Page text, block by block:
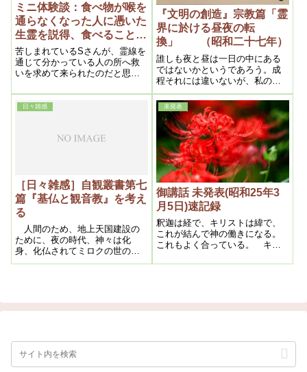
ミニ体験談：食べ物が喉を
通らなくなった人に憑いた
生霊を説得、食べることが
できるようになる。
苦しまれているSさんが、霊線を
通じて分かっている人の所へ救
いを求めて来られたのだと思う
『文明の創造』宗教篇「霊
界に於ける昼夜の転
換」 （昭和二十七年）
誰しも夜と昼は一日の中にある
ではないかというであろう。成
程それには違いないが、私のい
うのは大宇宙のそれであって、
此事を知るとしたら、人智では
到底想像もつかない程の大神秘
を会得する事が出来、それによ
って今後の世界の動向も分り、
未来の見当も略（ほ）ぼつくの
である。
日々雑感
［日々雑感］自観叢書第七
篇『基仏と観音教』を考え
る
人間のため、地上天国建設の
ために、夜の時代、神々は化
身、化仏されてミロクの世の準
備を進めてくださっていたのだ
未発表
御講話 未発表(昭和25年3
月5日)速記録
釈迦は経で、キリストは緯で、
これが結んで神の働きになる。
これもよく合っている。 キリ
は経であって、緯の働きはな